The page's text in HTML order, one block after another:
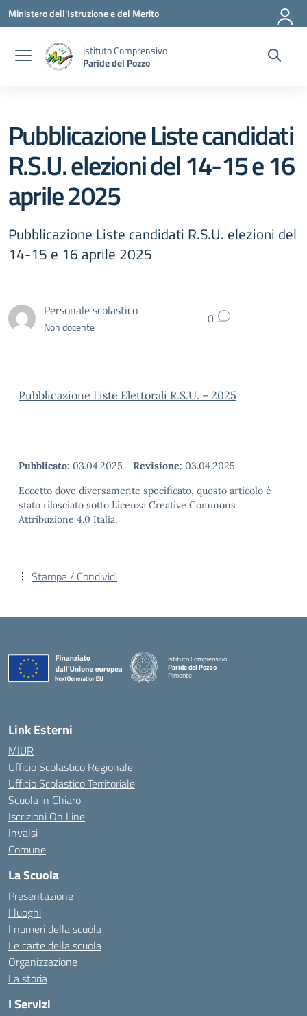
Vai ai contenuti
Vai al menu di navigazione
Vai al footer
Ministero dell'Istruzione e del Merito
Istituto Comprensivo
Paride del Pozzo
Pubblicazione Liste candidati
R.S.U. elezioni del 14-15 e 16
aprile 2025
Pubblicazione Liste candidati R.S.U. elezioni del
14-15 e 16 aprile 2025
Personale scolastico
Non docente 0
Pubblicazione Liste Elettorali R.S.U. – 2025
Pubblicato: 03.04.2025 - Revisione: 03.04.2025
Eccetto dove diversamente specificato, questo articolo è
stato rilasciato sotto Licenza Creative Commons
Attribuzione 4.0 Italia.
Stampa / Condividi
Istituto Comprensivo
Paride del Pozzo
Pimonte
Link Esterni
MIUR
Ufficio Scolastico Regionale
Ufficio Scolastico Territoriale
Scuola in Chiaro
Iscrizioni On Line
Invalsi
Comune
La Scuola
Presentazione
I luoghi
I numeri della scuola
Le carte della scuola
Organizzazione
La storia
I Servizi